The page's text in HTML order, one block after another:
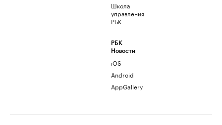
Школа
управления
РБК
РБК
Новости
iOS
Android
AppGallery